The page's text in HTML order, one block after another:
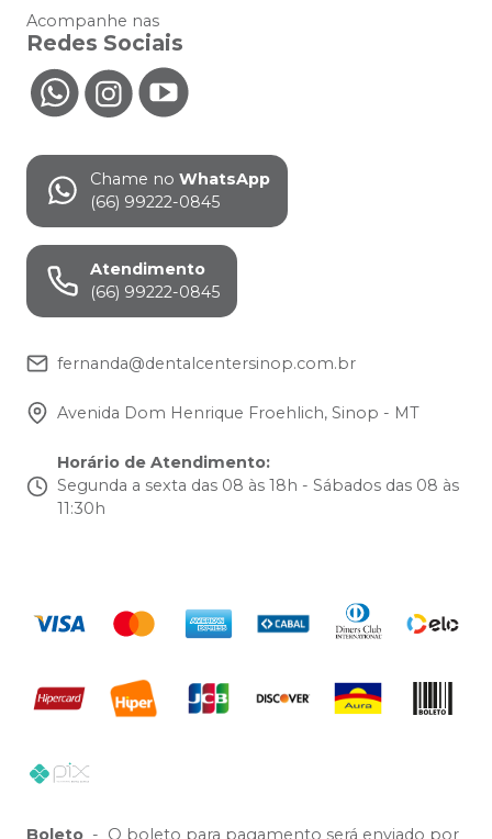
Acompanhe nas
Redes Sociais
Chame no WhatsApp
(66) 99222-0845
Atendimento
(66) 99222-0845
fernanda@dentalcentersinop.com.br
Avenida Dom Henrique Froehlich, Sinop - MT
Horário de Atendimento:
Segunda a sexta das 08 às 18h - Sábados das 08 às
11:30h
Boleto - O boleto para pagamento será enviado por